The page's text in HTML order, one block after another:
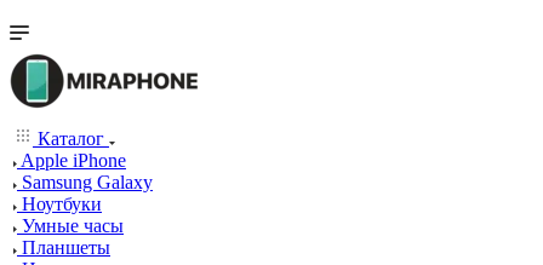
Каталог
Apple iPhone
Samsung Galaxy
Ноутбуки
Умные часы
Планшеты